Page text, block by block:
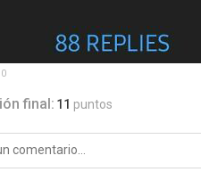
final: 11 puntos